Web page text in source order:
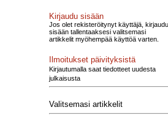
Kirjaudu sisään
Jos olet rekisteröitynyt käyttäjä, kirjaudu
sisään tallentaaksesi valitsemasi
artikkelit myöhempää käyttöä varten.
Ilmoitukset päivityksistä
Kirjautumalla saat tiedotteet uudesta
julkaisusta
Valitsemasi artikkelit